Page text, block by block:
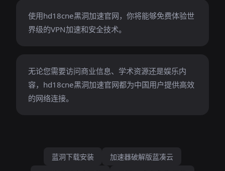
使用hd18cne黑洞加速官网，你将能够免费体验世
界级的VPN加速和安全技术。
无论您需要访问商业信息、学术资源还是娱乐内
容，hd18cne黑洞加速官网都为中国用户提供高效
的网络连接。
蓝洞下载安装
加速器破解版蓝凑云